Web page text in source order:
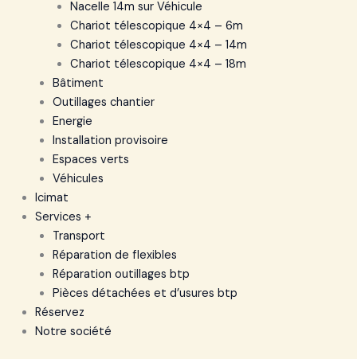
Nacelle 14m sur Véhicule
Chariot télescopique 4×4 – 6m
Chariot télescopique 4×4 – 14m
Chariot télescopique 4×4 – 18m
Bâtiment
Outillages chantier
Energie
Installation provisoire
Espaces verts
Véhicules
Icimat
Services +
Transport
Réparation de flexibles
Réparation outillages btp
Pièces détachées et d’usures btp
Réservez
Notre société